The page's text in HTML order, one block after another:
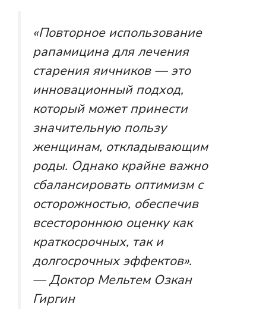
«Повторное использование
рапамицина для лечения
старения яичников — это
инновационный подход,
который может принести
значительную пользу
женщинам, откладывающим
роды. Однако крайне важно
сбалансировать оптимизм с
осторожностью, обеспечив
всестороннюю оценку как
краткосрочных, так и
долгосрочных эффектов».
— Доктор Мельтем Озкан
Гиргин